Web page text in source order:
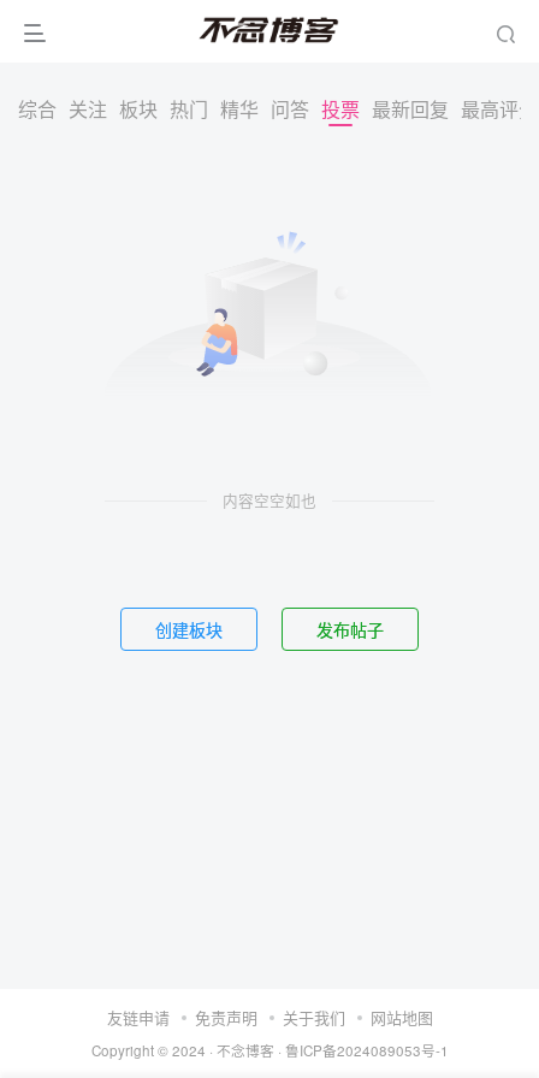
综合 关注 板块 热门 精华 问答 投票 最新回复 最高评分
内容空空如也
创建板块 发布帖子
友链申请 免责声明 关于我们 网站地图
Copyright © 2024 · 不念博客 · 鲁ICP备2024089053号-1